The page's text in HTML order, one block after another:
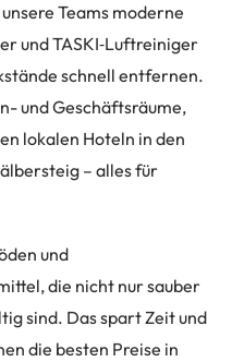
Teams moderne
und TASKI‑Luftreiniger
schnell entfernen.
und Geschäftsräume,
lokalen Hoteln in den
– alles für
und
die nicht nur sauber
sind. Das spart Zeit und
die besten Preise in